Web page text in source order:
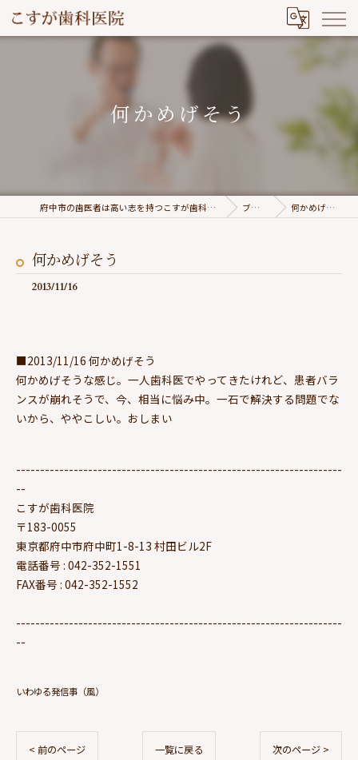
何かめげそう
府中市の歯医者は高い志を持つこすが歯科医院 ブログ 何かめげそう
何かめげそう
2013/11/16
■2013/11/16 何かめげそう
何かめげそうな感じ。一人歯科医でやってきたけれど、患者バラ
ンスが崩れそうで、今、相当に悩み中。一石で解決する問題でな
いから、ややこしい。おしまい
--------------------------------------------------------------------
--
こすが歯科医院
〒183-0055
東京都府中市府中町1-8-13 村田ビル2F
電話番号 : 042-352-1551
FAX番号 : 042-352-1552
--------------------------------------------------------------------
--
いわゆる発信事（風）
< 前のページ 一覧に戻る 次のページ >